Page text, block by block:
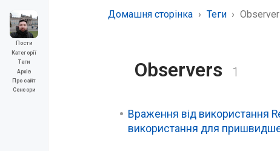
Пости
Категорії
Теги
Архів
Про сайт
Сенсори
Домашня сторінка Теги
Observers 1
Враження від використання
використання для